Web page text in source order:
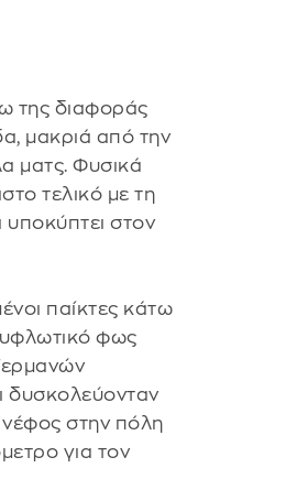
της διαφοράς
μακριά από την
ματς. Φυσικά
τελικό με τη
υποκύπτει στον
παίκτες κάτω
φως
δυσκολεύονταν
νέφος στην πόλη
για τον